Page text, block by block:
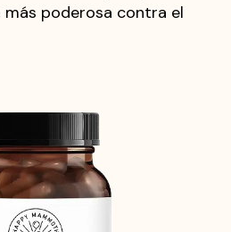
poderosa contra el